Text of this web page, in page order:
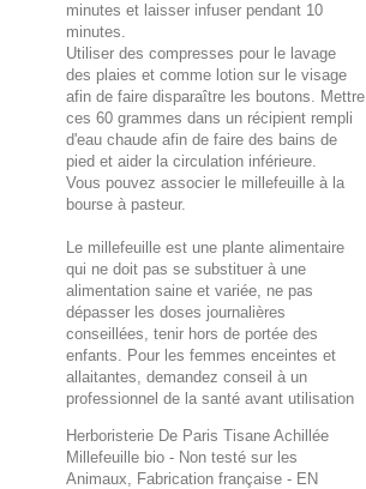
minutes et laisser infuser pendant 10
minutes.
Utiliser des compresses pour le lavage
des plaies et comme lotion sur le visage
afin de faire disparaître les boutons. Mettre
ces 60 grammes dans un récipient rempli
d'eau chaude afin de faire des bains de
pied et aider la circulation inférieure.
Vous pouvez associer le millefeuille à la
bourse à pasteur.
Le millefeuille est une plante alimentaire
qui ne doit pas se substituer à une
alimentation saine et variée, ne pas
dépasser les doses journalières
conseillées, tenir hors de portée des
enfants. Pour les femmes enceintes et
allaitantes, demandez conseil à un
professionnel de la santé avant utilisation
Herboristerie De Paris Tisane Achillée
Millefeuille bio - Non testé sur les
Animaux, Fabrication française - EN